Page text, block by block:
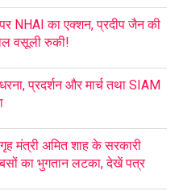
NHAI का एक्शन, प्रदीप जैन की
वसूली रुकी!
प्रदर्शन और मार्च तथा SIAM
मंत्री अमित शाह के सरकारी
का भुगतान लटका, देखें पत्र